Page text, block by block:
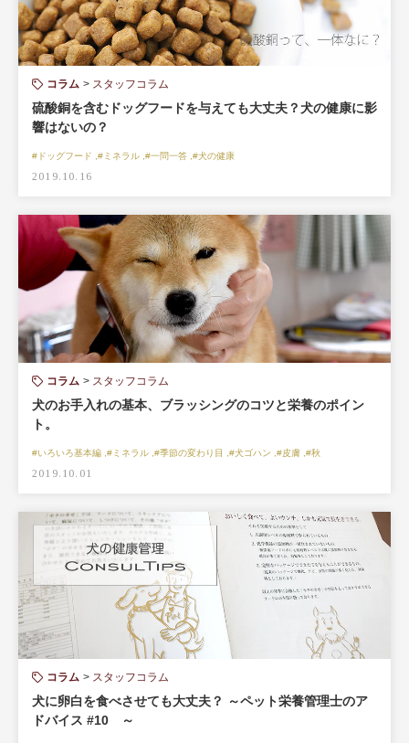
コラム スタッフコラム
硫酸銅を含むドッグフードを与えても大丈夫？犬の健康に影
響はないの？
#ドッグフード ,#ミネラル ,#一問一答 ,#犬の健康
2019.10.16
コラム スタッフコラム
犬のお手入れの基本、ブラッシングのコツと栄養のポイン
ト。
#いろいろ基本編 ,#ミネラル ,#季節の変わり目 ,#犬ゴハン ,#皮膚 ,#秋
2019.10.01
コラム スタッフコラム
犬に卵白を食べさせても大丈夫？ ～ペット栄養管理士のア
ドバイス #10 ～